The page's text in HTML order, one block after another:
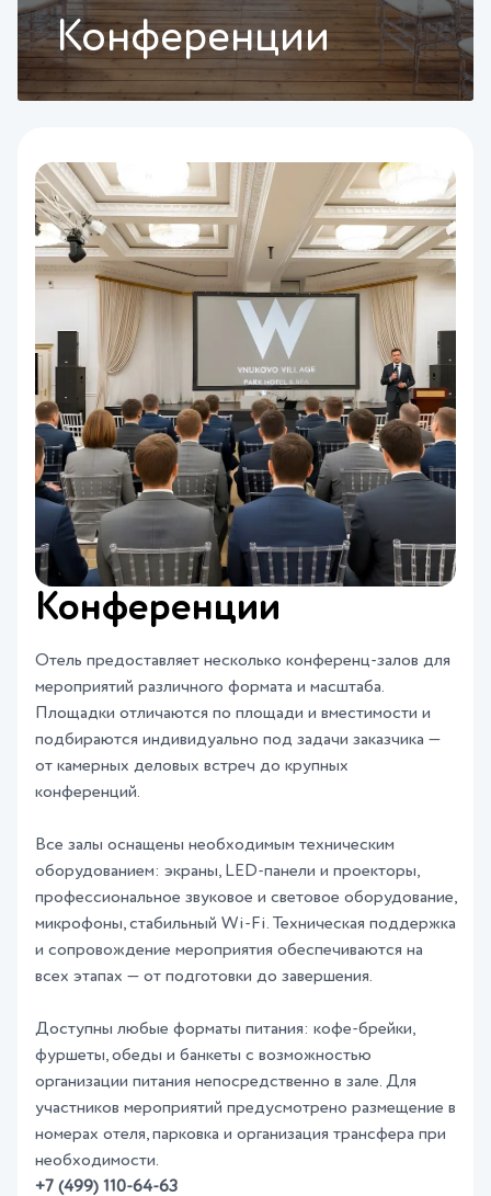
Конференции
Конференции
Отель предоставляет несколько конференц-залов для
мероприятий различного формата и масштаба.
Площадки отличаются по площади и вместимости и
подбираются индивидуально под задачи заказчика —
от камерных деловых встреч до крупных
конференций.
Все залы оснащены необходимым техническим
оборудованием: экраны, LED-панели и проекторы,
профессиональное звуковое и световое оборудование,
микрофоны, стабильный Wi-Fi. Техническая поддержка
и сопровождение мероприятия обеспечиваются на
всех этапах — от подготовки до завершения.
Доступны любые форматы питания: кофе-брейки,
фуршеты, обеды и банкеты с возможностью
организации питания непосредственно в зале. Для
участников мероприятий предусмотрено размещение в
номерах отеля, парковка и организация трансфера при
необходимости.
+7 (499) 110-64-63